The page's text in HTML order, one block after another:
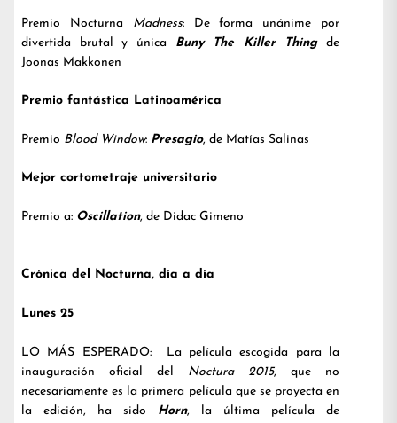
Premio Nocturna Madness: De forma unánime por
divertida brutal y única Buny The Killer Thingde
Joonas Makkonen
Premio fantástica Latinoamérica
Premio Blood Window: Presagio, de Matías Salinas
Mejor cortometraje universitario
Premio a: Oscillation, de Didac Gimeno
Crónica del Nocturna, día a día
Lunes 25
LO MÁS ESPERADO: La película escogida para la
inauguración oficial del Noctura 2015, que no
necesariamente es la primera película que se proyecta en
la edición, ha sido Horn, la última película de